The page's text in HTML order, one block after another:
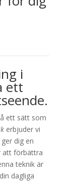
i
ett
ett sätt som
erbjuder vi
dig en
att förbättra
teknik är
dagliga